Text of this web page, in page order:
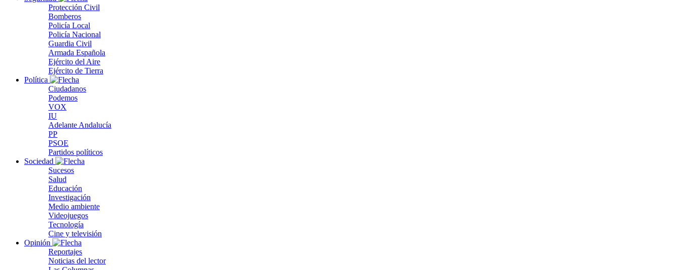
Protección Civil
Bomberos
Policía Local
Policía Nacional
Guardia Civil
Armada Española
Ejército del Aire
Ejército de Tierra
Política
Ciudadanos
Podemos
VOX
IU
Adelante Andalucía
PP
PSOE
Partidos políticos
Sociedad
Sucesos
Salud
Educación
Investigación
Medio ambiente
Videojuegos
Tecnología
Cine y televisión
Opinión
Reportajes
Noticias del lector